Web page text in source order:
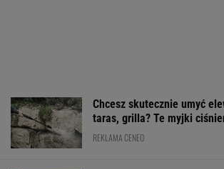
Chcesz skutecznie umyć
taras, grilla? Te myjki
REKLAMA CENEO